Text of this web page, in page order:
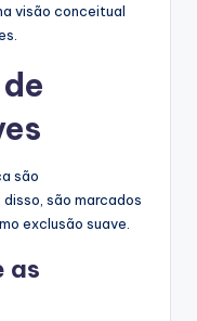
visão conceitual
são
são marcados
exclusão suave.
as